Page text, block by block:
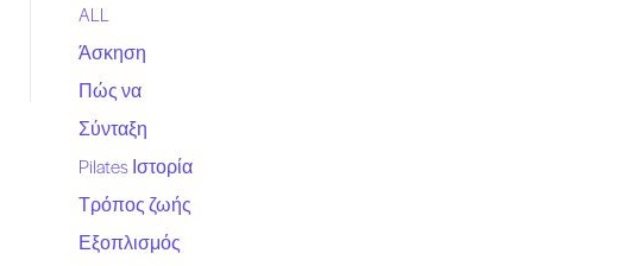
ALL
Άσκηση
Πώς να
Σύνταξη
Pilates Ιστορία
Τρόπος ζωής
Εξοπλισμός